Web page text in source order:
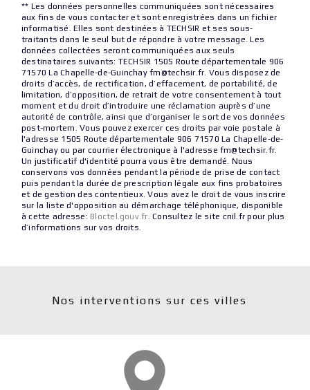
** Les données personnelles communiquées sont nécessaires
aux fins de vous contacter et sont enregistrées dans un fichier
informatisé. Elles sont destinées à TECHSIR et ses sous-
traitants dans le seul but de répondre à votre message. Les
données collectées seront communiquées aux seuls
destinataires suivants: TECHSIR 1505 Route départementale 906
71570 La Chapelle-de-Guinchay fm@techsir.fr. Vous disposez de
droits d’accès, de rectification, d’effacement, de portabilité, de
limitation, d’opposition, de retrait de votre consentement à tout
moment et du droit d’introduire une réclamation auprès d’une
autorité de contrôle, ainsi que d’organiser le sort de vos données
post-mortem. Vous pouvez exercer ces droits par voie postale à
l'adresse 1505 Route départementale 906 71570 La Chapelle-de-
Guinchay ou par courrier électronique à l'adresse fm@techsir.fr.
Un justificatif d'identité pourra vous être demandé. Nous
conservons vos données pendant la période de prise de contact
puis pendant la durée de prescription légale aux fins probatoires
et de gestion des contentieux. Vous avez le droit de vous inscrire
sur la liste d'opposition au démarchage téléphonique, disponible
à cette adresse: Bloctel.gouv.fr . Consultez le site cnil.fr pour plus
d’informations sur vos droits.
Nos interventions sur ces villes